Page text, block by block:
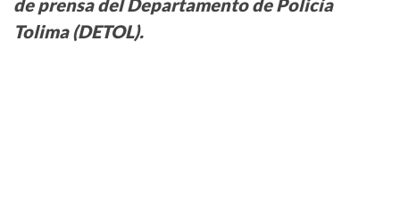
de prensa del Departamento de Policía
Tolima (DETOL).